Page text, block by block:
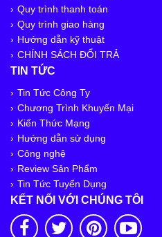
Quy trình thanh toán
Quy trình giao hàng
Hướng dẫn kỹ thuật
CHÍNH SÁCH ĐỔI TRẢ
TIN TỨC
Tin Tức Công Ty
Chương Trình Khuyến Mại
Kiến Thức Mạng
Hướng dẫn sử dụng
Công nghệ
Review Sản Phẩm
Tin Tức Tuyển Dụng
KẾT NỐI VỚI CHÚNG TÔI